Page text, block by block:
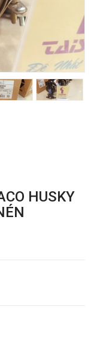
HUSKY